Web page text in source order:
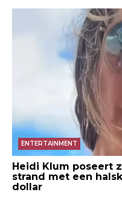
ENTERTAINMENT
Heidi Klum poseert
strand met een
dollar